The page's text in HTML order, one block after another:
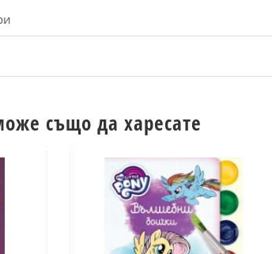
също да харесате